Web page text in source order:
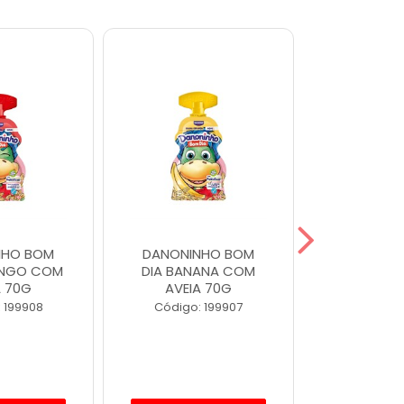
BOM
COM
70G
DANONINHO BOM
DIA BANANA COM
AVEIA 70G
Código: 199907